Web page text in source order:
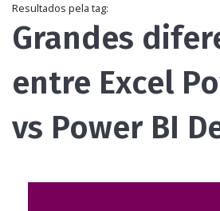
Resultados pela tag:
Grandes
entre Excel
vs Power BI